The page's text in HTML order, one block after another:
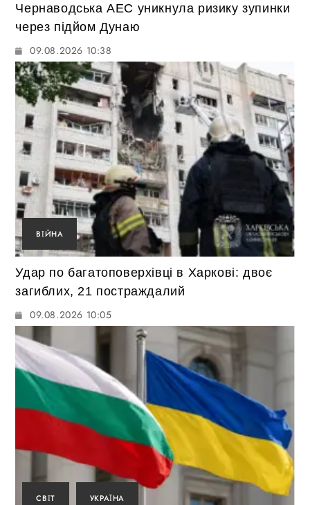
Чернаводська АЕС уникнула ризику зупинки
через підйом Дунаю
09.08.2026 10:38
ВІЙНА
Удар по багатоповерхівці в Харкові: двоє
загиблих, 21 постраждалий
09.08.2026 10:05
СВІТ УКРАЇНА